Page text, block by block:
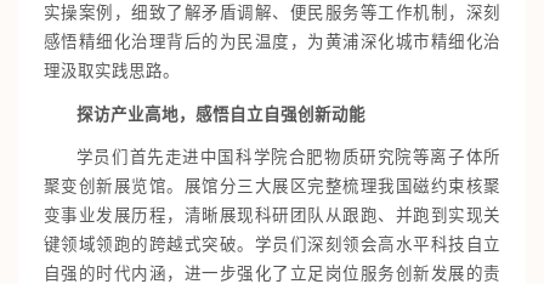
实操案例，细致了解矛盾调解、便民服务等工作机制，深刻
感悟精细化治理背后的为民温度，为黄浦深化城市精细化治
理汲取实践思路。
探访产业高地，感悟自立自强创新动能
学员们首先走进中国科学院合肥物质研究院等离子体所
聚变创新展览馆。展馆分三大展区完整梳理我国磁约束核聚
变事业发展历程，清晰展现科研团队从跟跑、并跑到实现关
键领域领跑的跨越式突破。学员们深刻领会高水平科技自立
自强的时代内涵，进一步强化了立足岗位服务创新发展的责